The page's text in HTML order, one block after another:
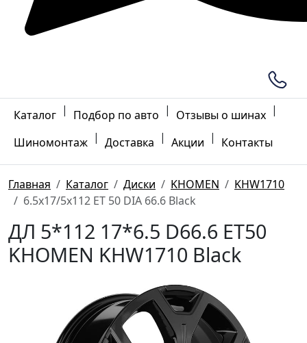
Каталог | Подбор по авто | Отзывы о шинах |
Шиномонтаж | Доставка | Акции | Контакты
Главная Каталог Диски KHOMEN
KHW1710
6.5x17/5x112 ET 50 DIA 66.6 Black
ДЛ 5*112 17*6.5 D66.6 ET50
KHOMEN KHW1710 Black